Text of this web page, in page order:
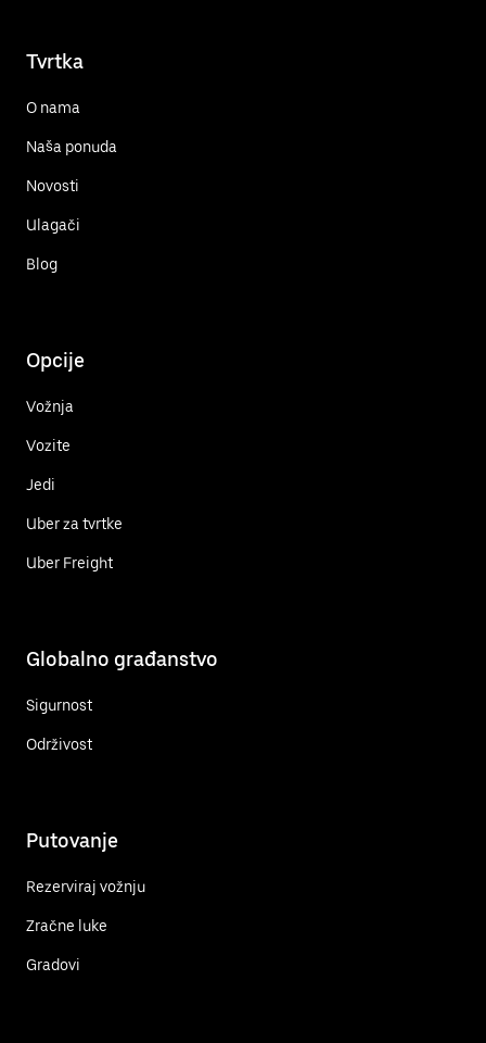
Tvrtka
O nama
Naša ponuda
Novosti
Ulagači
Blog
Opcije
Vožnja
Vozite
Jedi
Uber za tvrtke
Uber Freight
Globalno građanstvo
Sigurnost
Održivost
Putovanje
Rezerviraj vožnju
Zračne luke
Gradovi